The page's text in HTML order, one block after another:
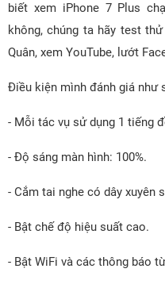
biết xem iPhone 7 Plus
không, chúng ta hãy test
Quân, xem YouTube, lướt
Điều kiện mình đánh giá như
- Mỗi tác vụ sử dụng 1 tiếng
- Độ sáng màn hình: 100%.
- Cắm tai nghe có dây xuyên
- Bật chế độ hiệu suất cao.
- Bật WiFi và các thông báo